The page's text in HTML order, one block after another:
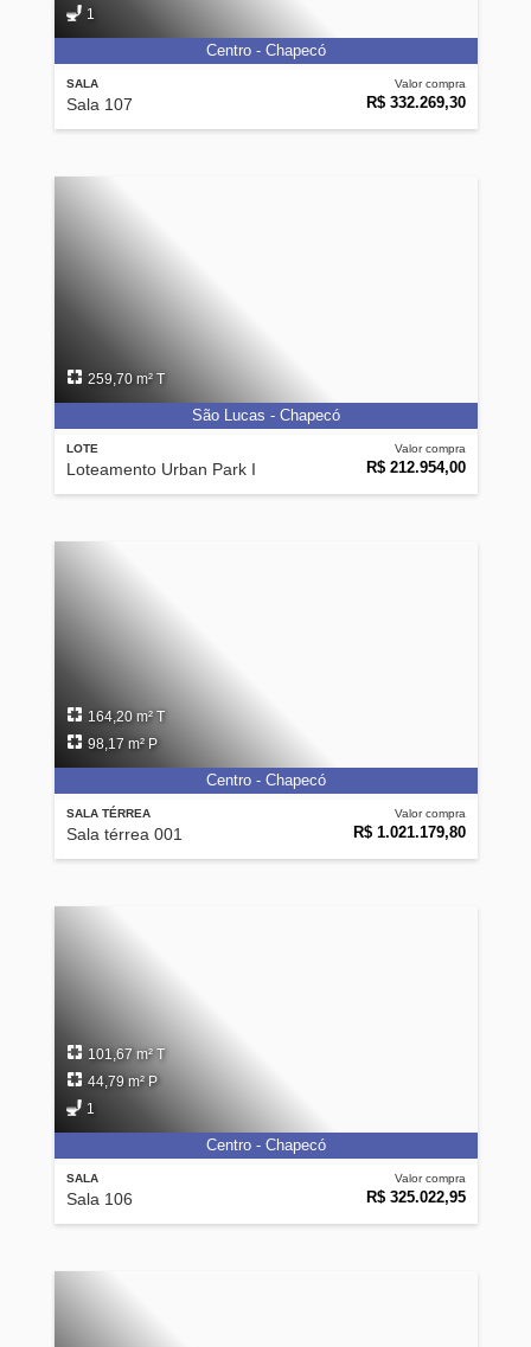
SALA
Sala 107
Valor compra
R$ 332.269,30
1
Centro - Chapecó
LOTE
Loteamento Urban Park I
Valor compra
R$ 212.954,00
259,70 m² T
São Lucas - Chapecó
SALA TÉRREA
Sala térrea 001
Valor compra
R$ 1.021.179,80
164,20 m² T
98,17 m² P
Centro - Chapecó
SALA
Sala 106
Valor compra
R$ 325.022,95
101,67 m² T
44,79 m² P
1
Centro - Chapecó